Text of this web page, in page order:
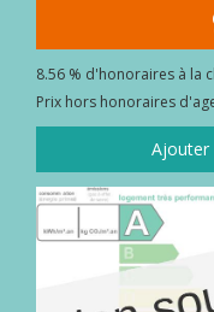
8.56 % d'honoraires à la
Prix hors honoraires
Ajouter